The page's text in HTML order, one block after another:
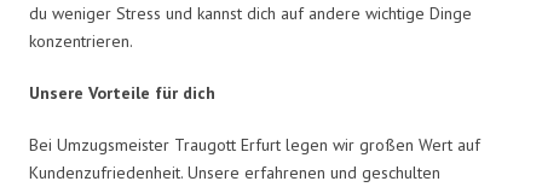
du weniger Stress und kannst dich auf andere wichtige Dinge
konzentrieren.
Unsere Vorteile für dich
Bei Umzugsmeister Traugott Erfurt legen wir großen Wert auf
Kundenzufriedenheit. Unsere erfahrenen und geschulten